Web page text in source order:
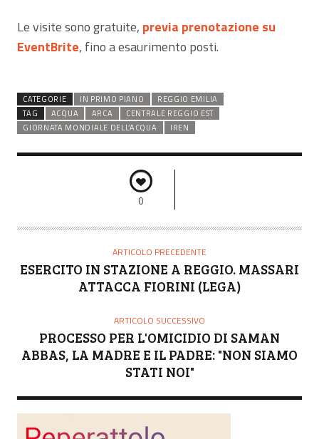
Le visite sono gratuite, previa prenotazione su
EventBrite, fino a esaurimento posti.
CATEGORIE IN PRIMO PIANO
REGGIO EMILIA
TAG
ACQUA ARCA
CENTRALE REGGIO EST
GIORNATA MONDIALE DELL’ACQUA
IREN
0
ARTICOLO PRECEDENTE
ESERCITO IN STAZIONE A REGGIO. MASSARI
ATTACCA FIORINI (LEGA)
ARTICOLO SUCCESSIVO
PROCESSO PER L'OMICIDIO DI SAMAN
ABBAS, LA MADRE E IL PADRE: "NON SIAMO
STATI NOI"